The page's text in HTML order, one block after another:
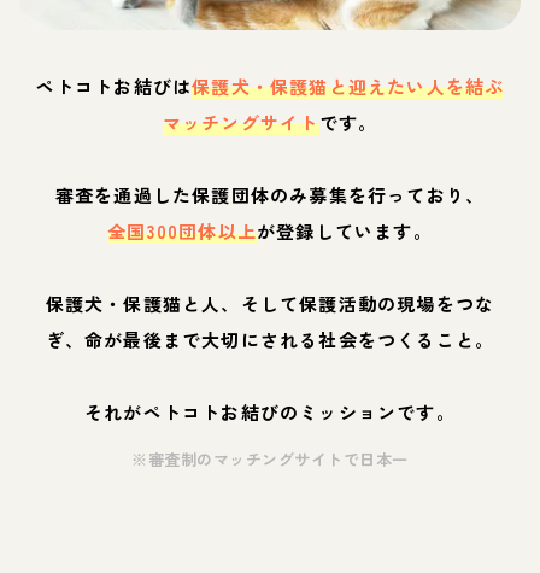
ペトコトお結びは保護犬・保護猫と迎えたい人を結ぶ
マッチングサイトです。
審査を通過した保護団体のみ募集を行っており、
全国300団体以上が登録しています。
保護犬・保護猫と人、そして保護活動の現場をつな
ぎ、命が最後まで大切にされる社会をつくること。
それがペトコトお結びのミッションです。
※審査制のマッチングサイトで日本一